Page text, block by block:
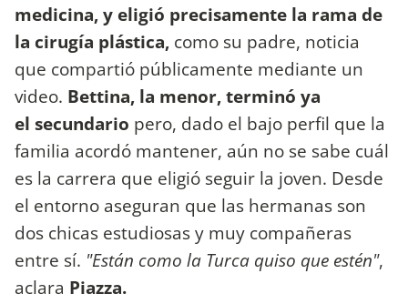
medicina, y eligió precisamente la rama de
la cirugía plástica, como su padre, noticia
que compartió públicamente mediante un
video. Bettina, la menor, terminó ya
el secundario pero, dado el bajo perfil que la
familia acordó mantener, aún no se sabe cuál
es la carrera que eligió seguir la joven. Desde
el entorno aseguran que las hermanas son
dos chicas estudiosas y muy compañeras
entre sí. "Están como la Turca quiso que estén",
aclara Piazza.